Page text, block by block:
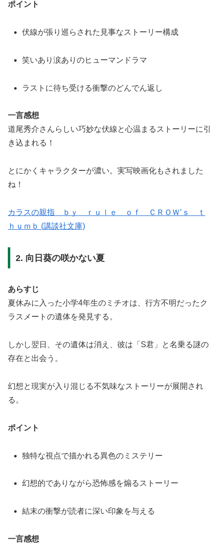
ポイント
伏線が張り巡らされた見事なストーリー構成
笑いあり涙ありのヒューマンドラマ
ラストに待ち受ける衝撃のどんでん返し
一言感想
道尾秀介さんらしい巧妙な伏線と心温まるストーリーに引
き込まれる！
とにかくキャラクターが濃い。実写映画化もされました
ね！
カラスの親指 ｂｙ ｒｕｌｅ ｏｆ ＣＲＯＷ’ｓ ｔ
ｈｕｍｂ (講談社文庫)
2. 向日葵の咲かない夏
あらすじ
夏休みに入った小学4年生のミチオは、行方不明だったク
ラスメートの遺体を発見する。
しかし翌日、その遺体は消え、彼は「S君」と名乗る謎の
存在と出会う。
幻想と現実が入り混じる不気味なストーリーが展開され
る。
ポイント
独特な視点で描かれる異色のミステリー
幻想的でありながら恐怖感を煽るストーリー
結末の衝撃が読者に深い印象を与える
一言感想